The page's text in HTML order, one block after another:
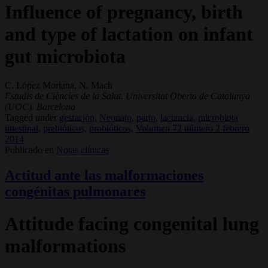
Influence of pregnancy, birth
and type of lactation on infant
gut microbiota
C. López Moriana, N. Mach
Estudis de Ciències de la Salut. Universitat Oberta de Catalunya
(UOC). Barcelona
Tagged under
gestación, Neonato, parto, lactancia,
microbiota
intestinal,
prebióticos, probióticos,
Volumen 72 número 2 febrero
2014
Publicado en
Notas clínicas
Actitud ante las malformaciones
congénitas pulmonares
Attitude facing congenital lung
malformations